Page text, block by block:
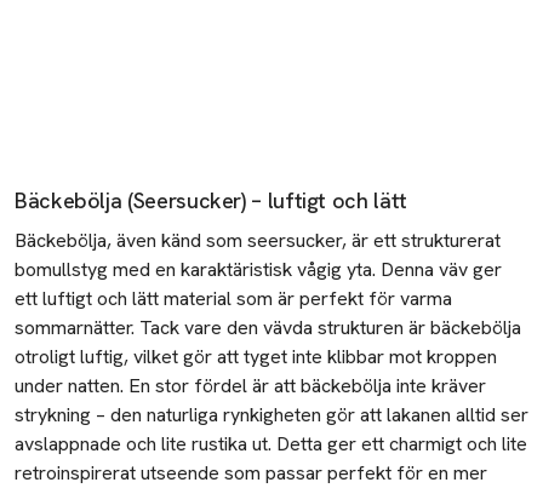
Bäckebölja (Seersucker) – luftigt och lätt
Bäckebölja, även känd som seersucker, är ett strukturerat
bomullstyg med en karaktäristisk vågig yta. Denna väv ger
ett luftigt och lätt material som är perfekt för varma
sommarnätter. Tack vare den vävda strukturen är bäckebölja
otroligt luftig, vilket gör att tyget inte klibbar mot kroppen
under natten. En stor fördel är att bäckebölja inte kräver
strykning – den naturliga rynkigheten gör att lakanen alltid ser
avslappnade och lite rustika ut. Detta ger ett charmigt och lite
retroinspirerat utseende som passar perfekt för en mer